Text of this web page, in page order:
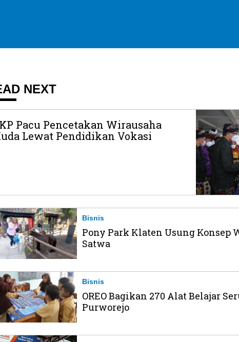
NEXT
Pacu Pencetakan Wirausaha
Lewat Pendidikan Vokasi
Bisnis
Pony Park Klaten Usung Konsep
Satwa
Bisnis
OREO Bagikan 270 Alat Belajar
Purworejo